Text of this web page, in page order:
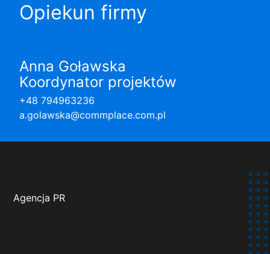
Opiekun firmy
Anna Goławska
Koordynator projektów
+48 794963236
a.golawska@commplace.com.pl
Agencja PR